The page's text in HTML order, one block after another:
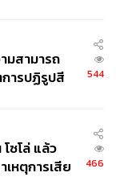
157
องบรรณาธิการ
ผู้เสพติดโลก
ลยี และชอบสำรวจ
าถอดรหัสความ
มสามารถ
การปฏิรูปสี
544
ซโล่ แล้ว
หตุการเสีย
466